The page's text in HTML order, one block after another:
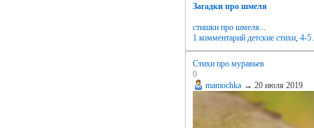
Загадки про шмеля
стишки про шмеля...
1 комментарий детские стихи, 4-5
Стихи про муравьев
0
mamochka → 20 июля 2019